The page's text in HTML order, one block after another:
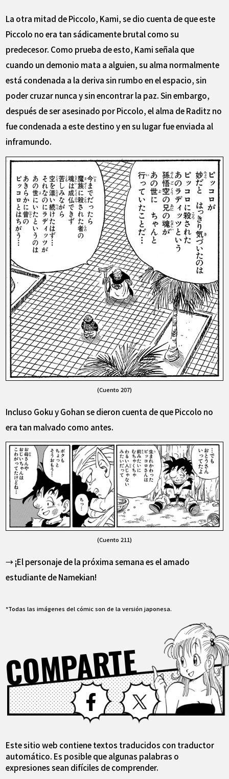
La otra mitad de Piccolo, Kami, se dio cuenta de que este
Piccolo no era tan sádicamente brutal como su
predecesor. Como prueba de esto, Kami señala que
cuando un demonio mata a alguien, su alma normalmente
está condenada a la deriva sin rumbo en el espacio, sin
poder cruzar nunca y sin encontrar la paz. Sin embargo,
después de ser asesinado por Piccolo, el alma de Raditz no
fue condenada a este destino y en su lugar fue enviada al
inframundo.
(Cuento 207)
Incluso Goku y Gohan se dieron cuenta de que Piccolo no
era tan malvado como antes.
(Cuento 211)
→ ¡El personaje de la próxima semana es el amado
estudiante de Namekian!
*Todas las imágenes del cómic son de la versión japonesa.
COMPARTE
Facebook X
Este sitio web contiene textos traducidos con traductor
automático. Es posible que algunas palabras o
expresiones sean difíciles de comprender.